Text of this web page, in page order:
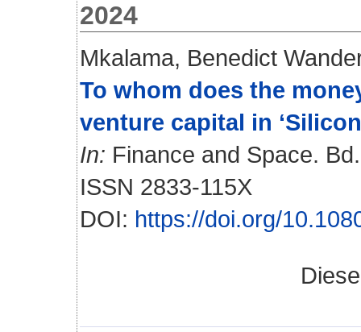
2024
Mkalama, Benedict
To whom does the
venture capital in
In: Finance and Space.
ISSN 2833-115X
DOI: https://doi.org/